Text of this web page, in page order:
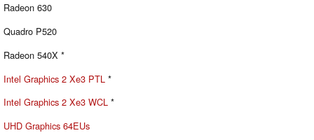
Radeon 630
Quadro P520
Radeon 540X *
Intel Graphics 2 Xe3 PTL *
Intel Graphics 2 Xe3 WCL *
UHD Graphics 64EUs